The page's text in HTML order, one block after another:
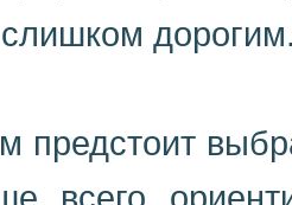
предстоит